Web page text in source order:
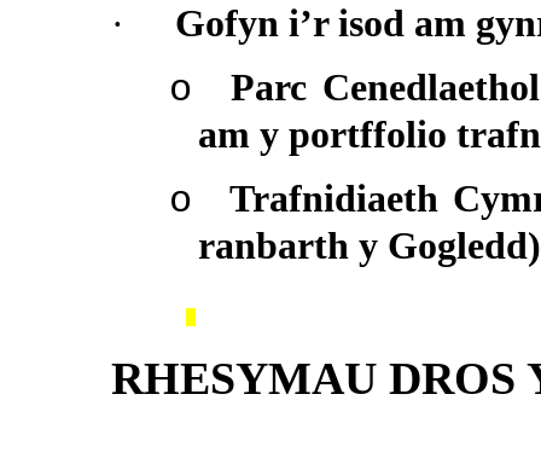
·
Gofyn i’r isod am
o
Parc
am y portffolio
o
Trafnidiaeth
ranbarth y Gogledd)
RHESYMAU DROS